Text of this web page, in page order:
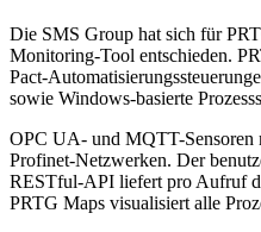
Die SMS Group hat sich für
Monitoring-Tool entschieden.
Pact-
sowie Windows-basierte
OPC UA- und MQTT-Sensoren
Profinet-Netzwerken. Der
RESTful-API liefert pro Aufruf
PRTG Maps visualisiert alle